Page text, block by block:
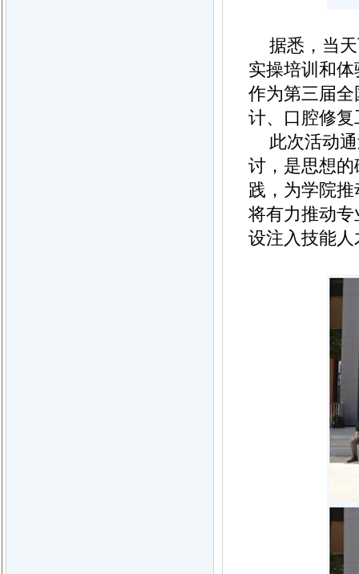
据悉，当
实操培训和
作为第三届
计、口腔修
此次活动
讨，是思想
践，为学院
将有力推动
设注入技能